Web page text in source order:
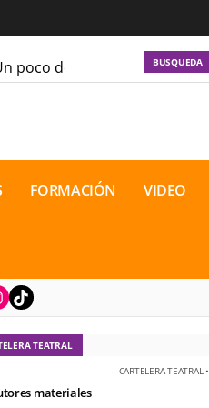
poco de locura para la cordura
FORMACIÓN VIDEO
TikTok
TEATRAL
CARTELERA TEATRAL•
materiales